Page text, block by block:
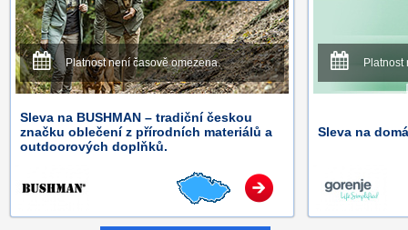
Platnost není časově omezena.
Sleva na BUSHMAN – tradiční českou
značku oblečení z přírodních materiálů a
outdoorových doplňků.
Platnost
Sleva na